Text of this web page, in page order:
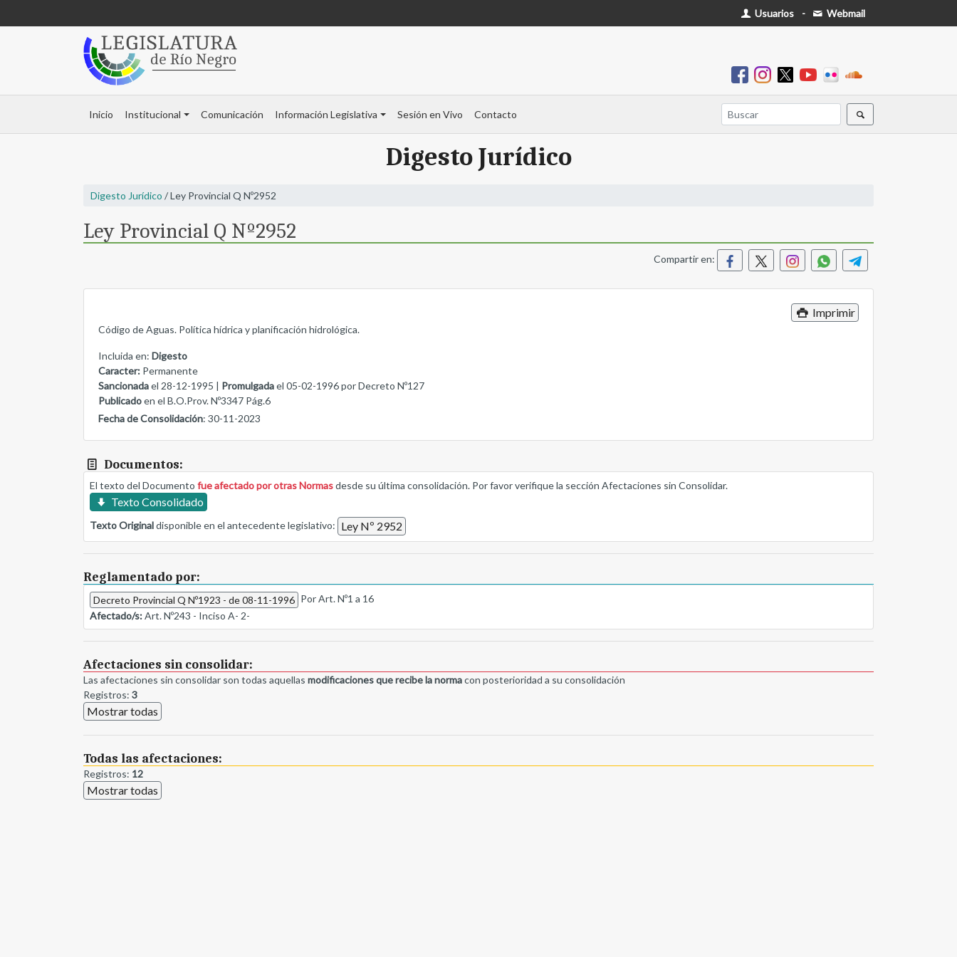
Usuarios - Webmail
Inicio Institucional Comunicación Información Legislativa Sesión en Vivo Contacto
Digesto Jurídico
Digesto Jurídico / Ley Provincial Q Nº2952
Ley Provincial Q Nº2952
Compartir en:
Imprimir
Código de Aguas. Política hídrica y planificación hidrológica.
Incluida en: Digesto
Caracter: Permanente
Sancionadael 28-12-1995 | Promulgadael 05-02-1996 por Decreto Nº127
Publicadoen el B.O.Prov. Nº3347 Pág.6
Fecha de Consolidación: 30-11-2023
Documentos:
El texto del Documento fue afectado por otras Normasdesde su última consolidación. Por favor verifique la sección Afectaciones sin Consolidar.
Texto Consolidado
Texto Originaldisponible en el antecedente legislativo: Ley Nº 2952
Reglamentado por:
Decreto Provincial Q Nº1923 - de 08-11-1996 Por Art. Nº1 a 16
Afectado/s:Art. Nº243 - Inciso A- 2-
Afectaciones sin consolidar:
Las afectaciones sin consolidar son todas aquellas modificaciones que recibe la normacon posterioridad a su consolidación
Registros: 3
Mostrar todas
Todas las afectaciones:
Registros: 12
Mostrar todas